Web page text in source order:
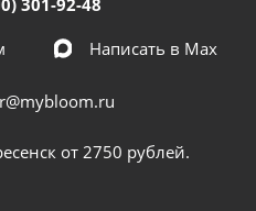
Написать в Мах
от 2750 рублей.